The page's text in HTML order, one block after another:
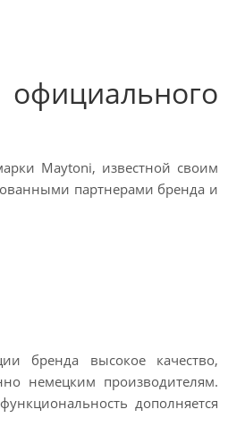
Maytoni, известной своим
партнерами бренда и
бренда высокое качество,
немецким производителям.
дополняется